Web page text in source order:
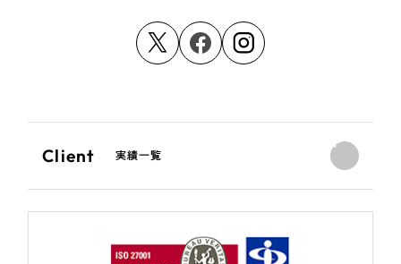
Client 実績一覧